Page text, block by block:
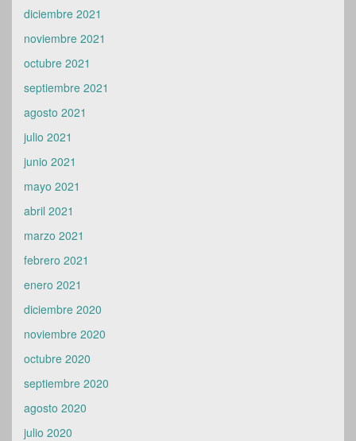
diciembre 2021
noviembre 2021
octubre 2021
septiembre 2021
agosto 2021
julio 2021
junio 2021
mayo 2021
abril 2021
marzo 2021
febrero 2021
enero 2021
diciembre 2020
noviembre 2020
octubre 2020
septiembre 2020
agosto 2020
julio 2020